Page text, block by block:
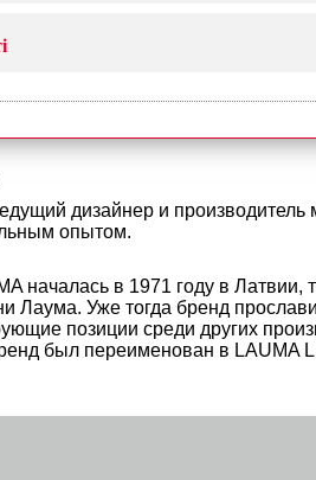
дизайнер и
опытом.
началась в 1971 году в
Лаума. Уже тогда бренд
позиции среди других
был переименован в LAUMA